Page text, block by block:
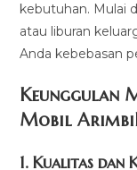
kebutuhan. Mulai
atau liburan
Anda kebebasan
Keunggulan
Mobil
1.Kualitas dan